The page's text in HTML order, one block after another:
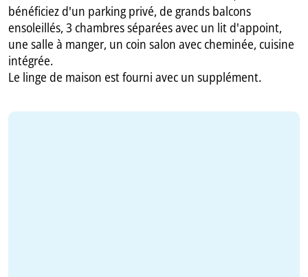
bénéficiez d'un parking privé, de grands balcons
ensoleillés, 3 chambres séparées avec un lit d'appoint,
une salle à manger, un coin salon avec cheminée, cuisine
intégrée.
Le linge de maison est fourni avec un supplément.